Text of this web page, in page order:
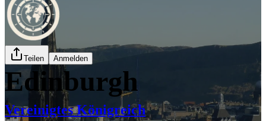
Teilen Anmelden
Edinburgh
Vereinigtes Königreich